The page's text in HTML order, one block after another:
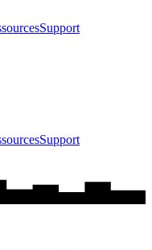
Support
Support